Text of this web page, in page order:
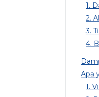
1.
2.
3.
4.
Apa
1.